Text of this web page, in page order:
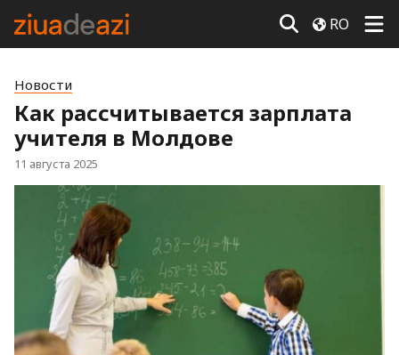
RO
Новости
Как рассчитывается зарплата
учителя в Молдове
11 августа 2025